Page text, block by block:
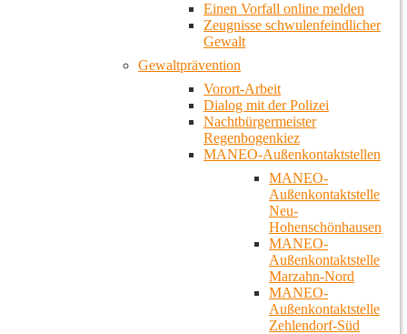
Einen Vorfall online melden
Zeugnisse schwulenfeindlicher
Gewalt
Gewaltprävention
Vorort-Arbeit
Dialog mit der Polizei
Nachtbürgermeister
Regenbogenkiez
MANEO-Außenkontaktstellen
MANEO-
Außenkontaktstelle
Neu-
Hohenschönhausen
MANEO-
Außenkontaktstelle
Marzahn-Nord
MANEO-
Außenkontaktstelle
Zehlendorf-Süd